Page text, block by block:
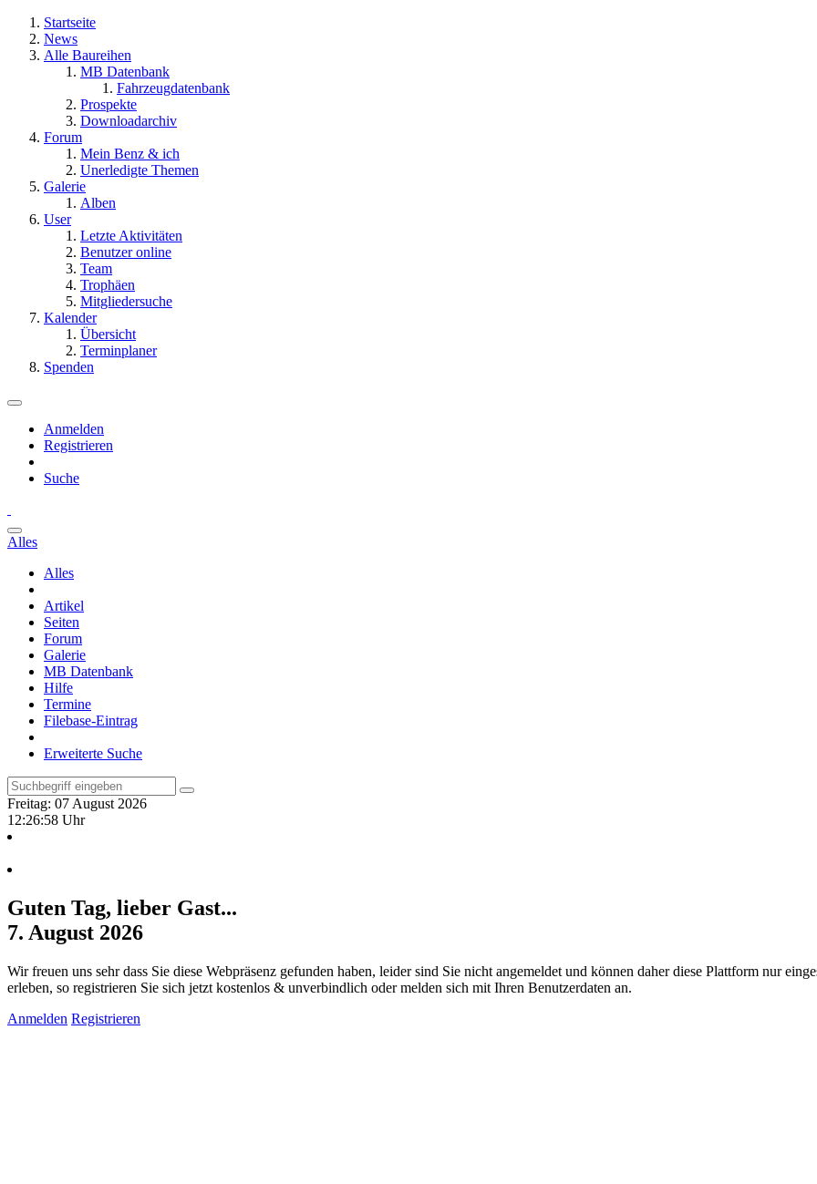
Startseite
News
Alle Baureihen
MB Datenbank
Fahrzeugdatenbank
Prospekte
Downloadarchiv
Forum
Mein Benz & ich
Unerledigte Themen
Galerie
Alben
User
Letzte Aktivitäten
Benutzer online
Team
Trophäen
Mitgliedersuche
Kalender
Übersicht
Terminplaner
Spenden
Anmelden
Registrieren
Suche
Alles
Alles
Artikel
Seiten
Forum
Galerie
MB Datenbank
Hilfe
Termine
Filebase-Eintrag
Erweiterte Suche
Freitag: 07 August 2026
12:26:58 Uhr
Guten Tag, lieber Gast...
7. August 2026
Wir freuen uns sehr dass Sie diese Webpräsenz gefunden haben, leider sind Sie nicht angemeldet und können daher diese Plattform nur
erleben, so registrieren Sie sich jetzt kostenlos & unverbindlich oder melden sich mit Ihren Benutzerdaten an.
Anmelden Registrieren